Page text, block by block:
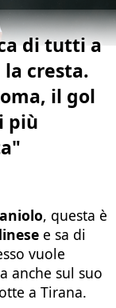
di tutti a
cresta.
il gol
più
, questa è
e sa di
vuole
anche sul suo
a Tirana.